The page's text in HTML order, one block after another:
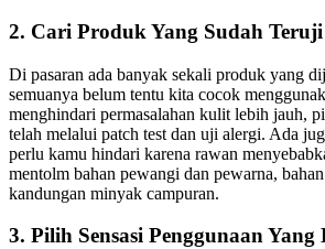
2. Cari Produk Yang Sudah
Di pasaran ada banyak sekali produk yang
semuanya belum tentu kita cocok
menghindari permasalahan kulit lebih jauh,
telah melalui patch test dan uji alergi. Ada
perlu kamu hindari karena rawan
mentolm bahan pewangi dan pewarna,
kandungan minyak campuran.
3. Pilih Sensasi Penggunaan Yang